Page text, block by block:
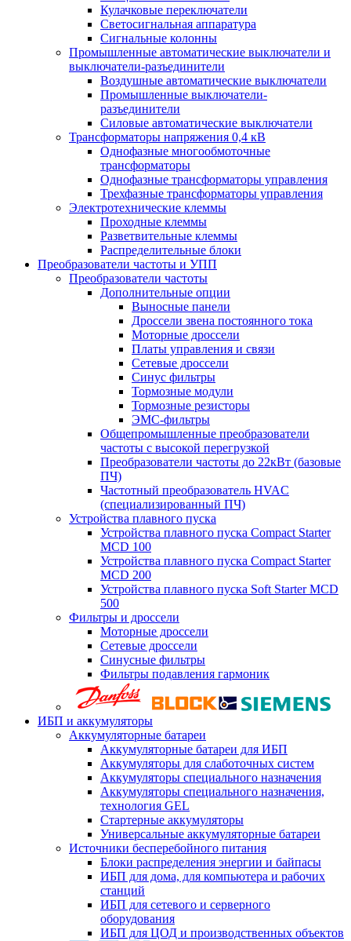
Кулачковые переключатели
Светосигнальная аппаратура
Сигнальные колонны
Промышленные автоматические выключатели и
выключатели-разъединители
Воздушные автоматические выключатели
Промышленные выключатели-
разъединители
Силовые автоматические выключатели
Трансформаторы напряжения 0,4 кВ
Однофазные многообмоточные
трансформаторы
Однофазные трансформаторы управления
Трехфазные трансформаторы управления
Электротехнические клеммы
Проходные клеммы
Разветвительные клеммы
Распределительные блоки
Преобразователи частоты и УПП
Преобразователи частоты
Дополнительные опции
Выносные панели
Дроссели звена постоянного тока
Моторные дроссели
Платы управления и связи
Сетевые дроссели
Синус фильтры
Тормозные модули
Тормозные резисторы
ЭМС-фильтры
Общепромышленные преобразователи
частоты с высокой перегрузкой
Преобразователи частоты до 22кВт (базовые
ПЧ)
Частотный преобразователь HVAC
(специализированный ПЧ)
Устройства плавного пуска
Устройства плавного пуска Compact Starter
MCD 100
Устройства плавного пуска Compact Starter
MCD 200
Устройства плавного пуска Soft Starter MCD
500
Фильтры и дроссели
Моторные дроссели
Сетевые дроссели
Синусные фильтры
Фильтры подавления гармоник
ИБП и аккумуляторы
Аккумуляторные батареи
Аккумуляторные батареи для ИБП
Аккумуляторы для слаботочных систем
Аккумуляторы специального назначения
Аккумуляторы специального назначения,
технология GEL
Стартерные аккумуляторы
Универсальные аккумуляторные батареи
Источники бесперебойного питания
Блоки распределения энергии и байпасы
ИБП для дома, для компьютера и рабочих
станций
ИБП для сетевого и серверного
оборудования
ИБП для ЦОД и производственных объектов